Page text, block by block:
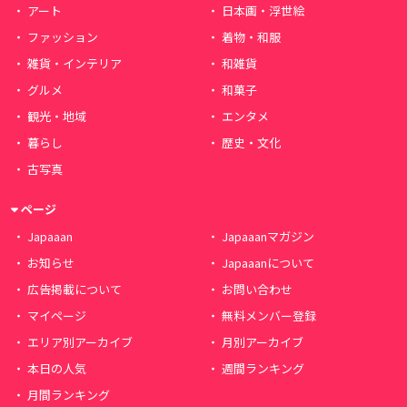
アート
日本画・浮世絵
ファッション
着物・和服
雑貨・インテリア
和雑貨
グルメ
和菓子
観光・地域
エンタメ
暮らし
歴史・文化
古写真
ページ
Japaaan
Japaaanマガジン
お知らせ
Japaaanについて
広告掲載について
お問い合わせ
マイページ
無料メンバー登録
エリア別アーカイブ
月別アーカイブ
本日の人気
週間ランキング
月間ランキング